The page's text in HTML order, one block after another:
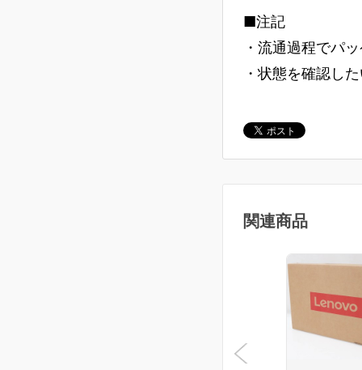
■注記
・流通過程でパ
・状態を確認し
関連商品